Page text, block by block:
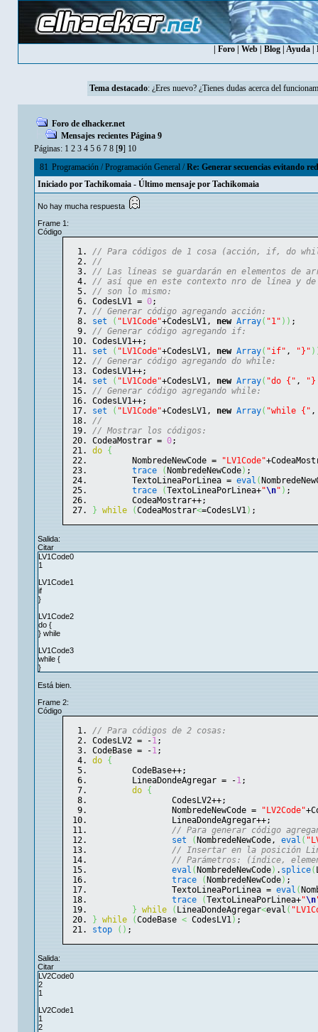
Foro Web Blog Ayuda
Tema destacado: ¿Eres nuevo? ¿Tienes dudas acerca del
Foro de elhacker.net
Mensajes recientes Página 9
Páginas: 1 2 3 4 5 6 7 8 [9] 10
81 Programación/Programación General/Re: Generar secuencias evitando
Iniciado por Tachikomaia - Último mensaje por Tachikomaia
No hay mucha respuesta
Frame 1:
Código
// Para códigos de 1 cosa (acción, if, do
//
// Las líneas se guardarán en elementos de
// así que en este contexto nro de línea y
// son lo mismo:
CodesLV1 = 0;
// Generar código agregando acción:
set
( "LV1Code"+CodesLV1, new Array( "1" ) ) ;
// Generar código agregando if:
CodesLV1++;
set
( "LV1Code"+CodesLV1, new Array( "if" , "}" )
// Generar código agregando do while:
CodesLV1++;
set
( "LV1Code"+CodesLV1, new Array( "do {" ,
"}
// Generar código agregando while:
CodesLV1++;
set
( "LV1Code"+CodesLV1, new Array( "while {"
//
// Mostrar los códigos:
CodeaMostrar = 0;
do {
	NombredeNewCode =
"LV1Code"
trace
(NombredeNewCode) ;
	TextoLineaPorLinea =
eval (
trace
(TextoLineaPorLinea+"\n" ) ;
	CodeaMostrar++;
} while (CodeaMostrar<=CodesLV1 ) ;
Salida:
Citar
LV1Code0
1
LV1Code1
if
}
LV1Code2
do {
} while
LV1Code3
while {
}
Está bien.
Frame 2:
Código
// Para códigos de 2 cosas:
CodesLV2 = -1 ;
CodeBase = -1 ;
do {
	CodeBase++;
	LineaDondeAgregar = -
1 ;
do {
		CodesLV2++;
		NombredeNewCode =
"LV2Code"
		LineaDondeAgregar++;
// Para generar código
set
(NombredeNewCode, eval (
// Insertar en la posición
// Parámetros: (índice,
eval (NombredeNewCode) . splice(
trace
(NombredeNewCode) ;
		TextoLineaPorLinea =
eval (
trace
(TextoLineaPorLinea+"\n
} while ( LineaDondeAgregar<eval (
} while (CodeBase < CodesLV1 ) ;
stop
( ) ;
Salida:
Citar
LV2Code0
2
1
LV2Code1
1
2